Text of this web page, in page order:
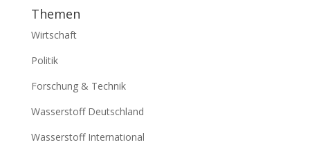
Themen
Wirtschaft
Politik
Forschung & Technik
Wasserstoff Deutschland
Wasserstoff International